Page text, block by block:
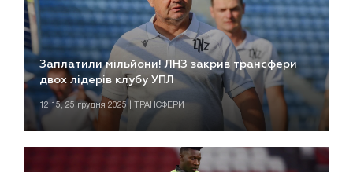
Заплатили мільйони! ЛНЗ закрив трансфери
двох лідерів клубу УПЛ
12:15, 25 грудня 2025 | ТРАНСФЕРИ